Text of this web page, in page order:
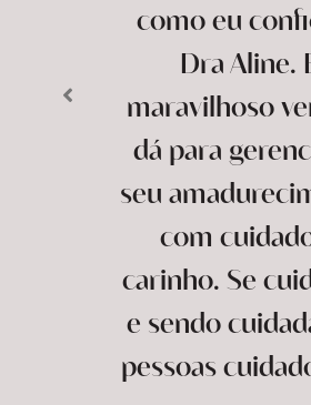
como eu
Dra Aline.
maravilhoso
dá para
seu
com
carinho. Se
e sendo
pessoas